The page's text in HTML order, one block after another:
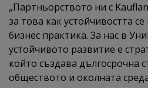
„Партньорството ни с
за това как устойчивостта
бизнес практика. За нас в
устойчивото развитие е
който създава дългосрочна
обществото и околната